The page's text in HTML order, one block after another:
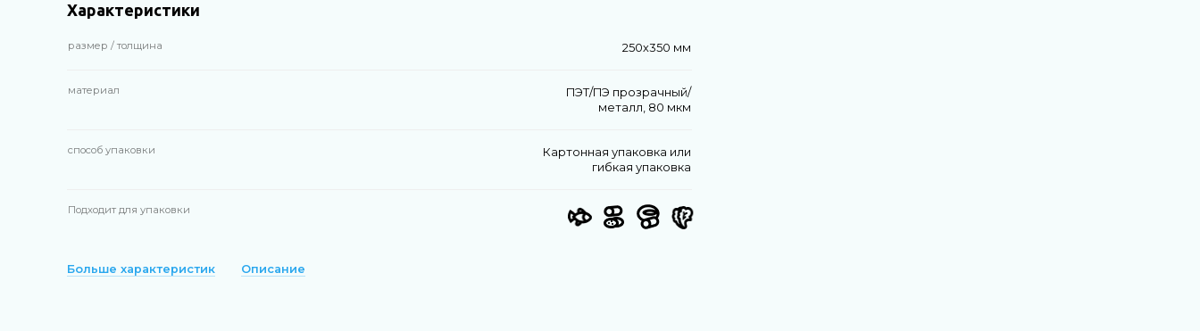
Характеристики
размер / толщина 250х350 мм
материал
ПЭТ/ПЭ прозрачный/
металл, 80 мкм
способ упаковки
Картонная упаковка или
гибкая упаковка
Подходит для упаковки
Больше характеристик Описание